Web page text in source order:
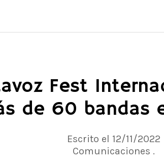
Fest
de 60 bandas
Escrito el 12/11/2022
Comunicaciones .